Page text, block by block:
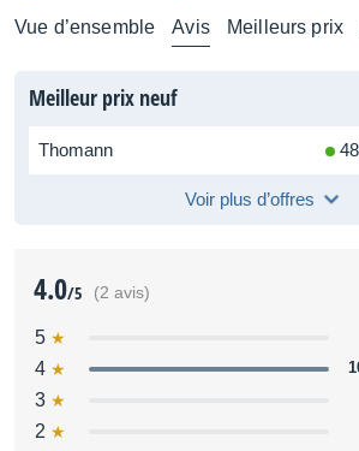
Vue d’ensemble Avis Meilleurs prix
Meilleur prix neuf
Thomann
Voir plus d’offres
4.0/5 (2 avis)
5
4
3
2